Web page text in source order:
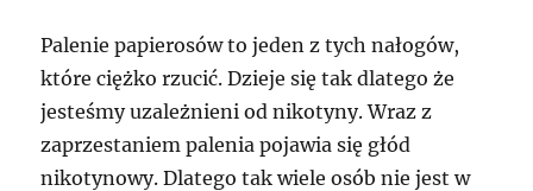
Palenie papierosów to jeden z tych nałogów,
które ciężko rzucić. Dzieje się tak dlatego że
jesteśmy uzależnieni od nikotyny. Wraz z
zaprzestaniem palenia pojawia się głód
nikotynowy. Dlatego tak wiele osób nie jest w